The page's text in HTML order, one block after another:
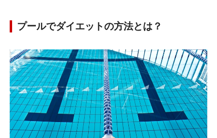
プールでダイエットの方法とは？